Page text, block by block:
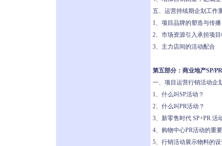
五、运营持续期企划工作
1、项目品牌的塑造与传播
2、市场资源引入承担项
3、主力店间的活动配合
第五部分：商业地产SP/
一、项目运营行销活动企
1、什么叫SP活动？
2、什么叫PR活动？
3、新零售时代 SP+PR 活
4、购物中心PR活动的重
5、行销活动展示物料的